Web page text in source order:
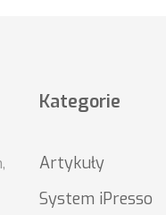
Kategorie
Artykuły
System iPresso